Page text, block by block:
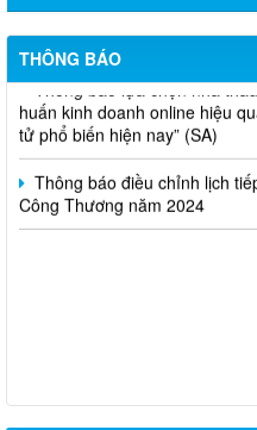
THÔNG BÁO
huấn kinh doanh online hiệu
tử phổ biến hiện nay” (SA)
Thông báo điều chỉnh lịch
Công Thương năm 2024